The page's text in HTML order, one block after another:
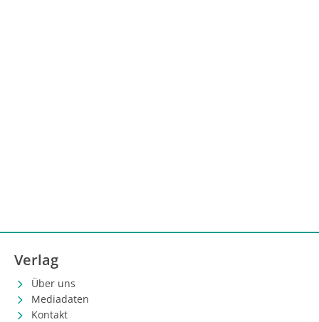
Verlag
Über uns
Mediadaten
Kontakt